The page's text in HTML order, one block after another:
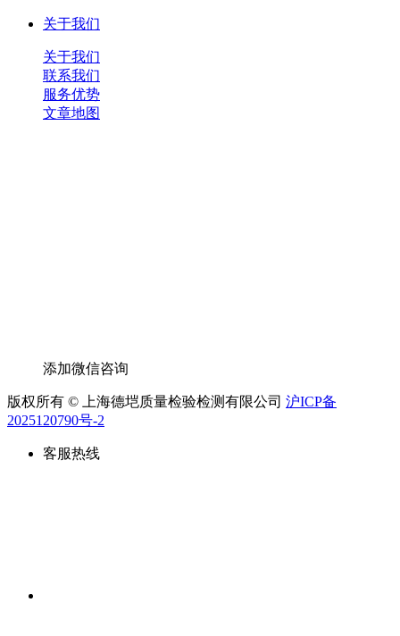
关于我们
关于我们
联系我们
服务优势
文章地图
添加微信咨询
版权所有 © 上海德垲质量检验检测有限公司 沪ICP备
2025120790号-2
客服热线